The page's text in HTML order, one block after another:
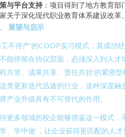
与平台支持 ：项目得到了地方教育
关于深化现代职业教育体系建设改革
展望与启示
工不停产’的COOP实习模式，其成功
能停留在协议层面，必须深入到人才
共管、成果共享、责任共担’的紧密
类更新迭代迅速的行业，这种深度
产业升级具有不可替代的作用。
更多领域的校企能够借鉴这一模式，
、学中做’，让企业获得更匹配的人